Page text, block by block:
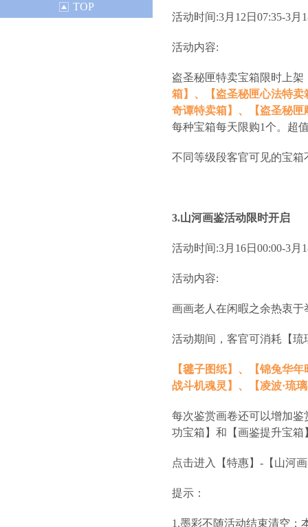
TOP
活动时间:3月12日07:35-3月
活动内容:
盗圣秘匣特卖宝箱限时上架
箱】、【盗圣秘匣心法特
奇谭特卖箱】、【盗圣秘
每种宝箱每天限购1个。超
不同等级段客官可见的宝
3.山河画鉴活动限时开启
活动时间:3月16日00:00-3月
活动内容:
画画老人在闲暇之余热衷
活动期间，客官可消耗【
【毽子图纸】、【锦兔华
战斗机魂灵】、【凌波·琉
每次鉴赏画卷还可以增加
功宝箱】和【画鉴提升宝箱
点击进入【特惠】-【山河
提示：
1.墨彩不随活动结束清空；